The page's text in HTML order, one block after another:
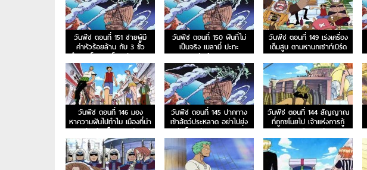
วันพีช ตอนที่ 151 ชายผู้มี
ค่าหัวร้อยล้าน กับ 3 ขั้ว
อำนาจโลกและโจรสลัดหนวด
ดำ
วันพีช ตอนที่ 150 ฝันที่ไม่
เป็นจริง เบลามี่ ปะทะ
สหพันธ์ลิงภูเขา
วันพีช ตอนที่ 149 เร่งเครื่อง
เต็มสูบ ตามหานกเซาท์เบิร์ด
วันพีช ตอนที่ 146 มอง
หาความฝันไปทำไม เมืองที่น่า
รังเกียจม็อคทาวน์
วันพีช ตอนที่ 145 ปากทาง
เข้าสัตว์ประหลาด อย่าไปยุ่ง
กับโจรสลัดหนวดขาวนะ
วันพีช ตอนที่ 144 สัญญาณ
ที่ถูกขโมยไป เจ้าแห่งการกู้
ซากเรือมาชิร่า